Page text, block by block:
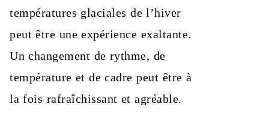
températures glaciales de l’hiver
peut être une expérience exaltante.
Un changement de rythme, de
température et de cadre peut être à
la fois rafraîchissant et agréable.